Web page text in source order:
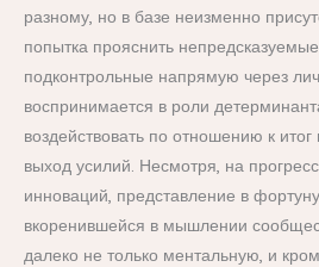
разному, но в базе неизменно
попытка прояснить
подконтрольные напрямую через
воспринимается в роли
воздействовать по отношению к
выход усилий. Несмотря, на
инноваций, представление в
вкоренившейся в мышлении
далеко не только ментальную, и